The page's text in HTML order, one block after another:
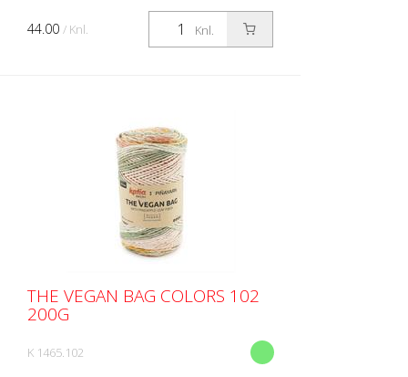
Knl.
44.00 / Knl.
THE VEGAN BAG COLORS 102
200G
K 1465.102